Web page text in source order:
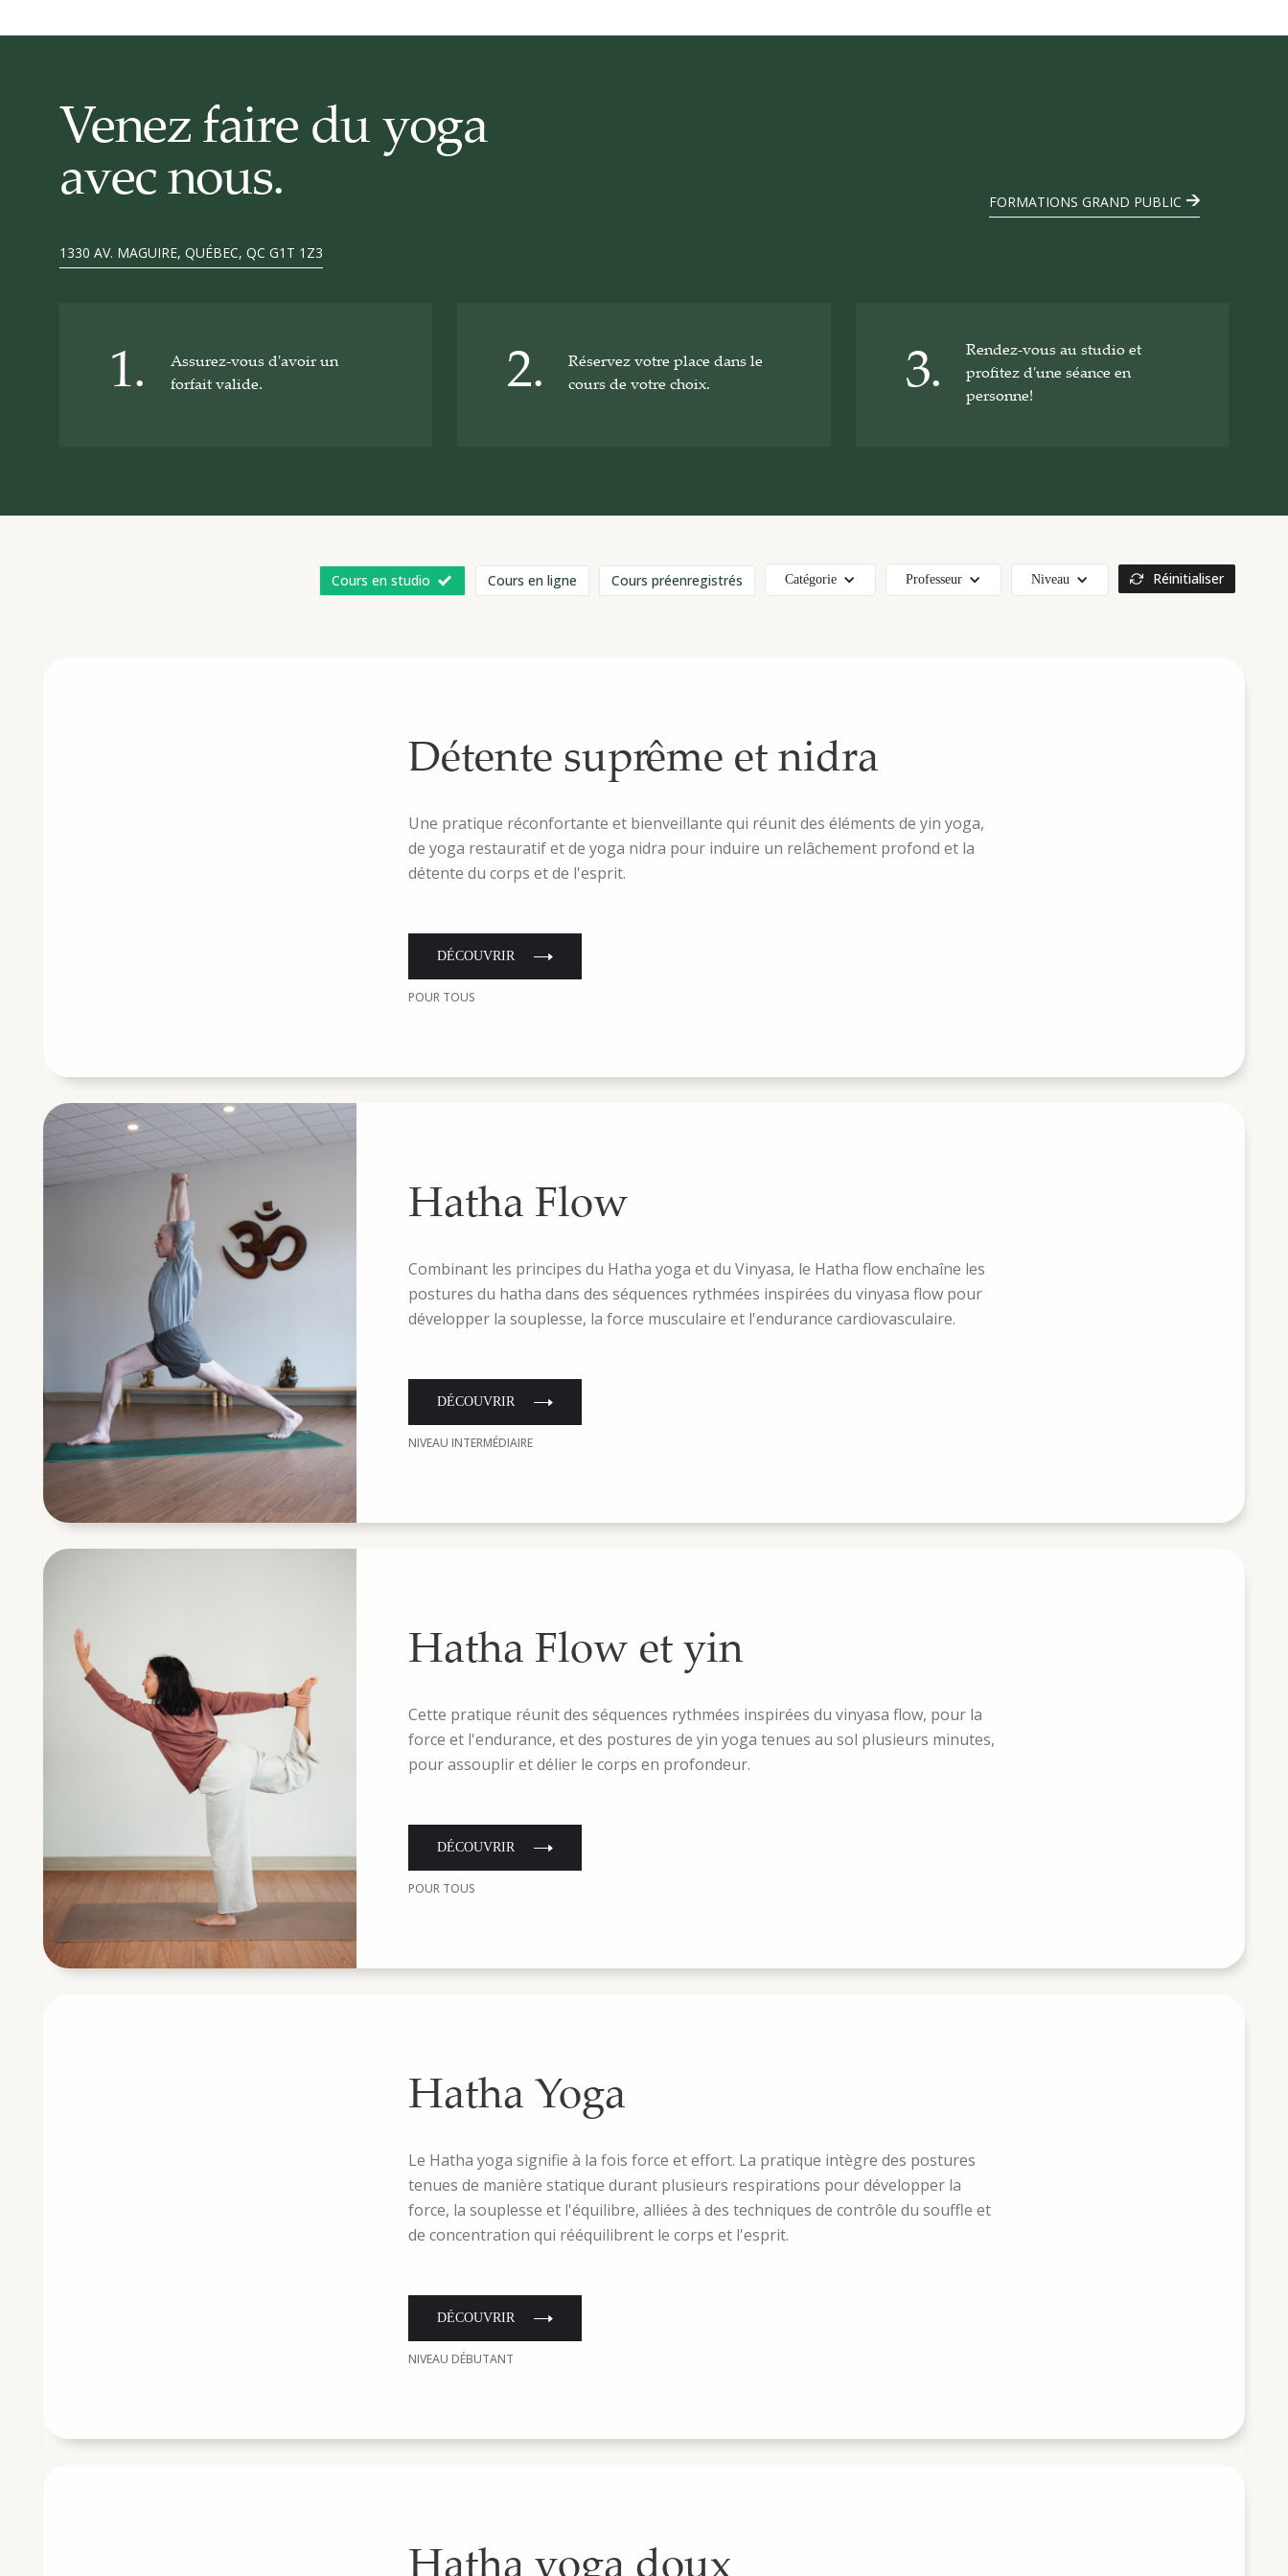
Venez faire du yoga
avec nous.
1330 AV. MAGUIRE, QUÉBEC, QC G1T 1Z3
FORMATIONS GRAND PUBLIC
1.
Assurez-vous d'avoir un
forfait valide.
2.
Réservez votre place dans le
cours de votre choix.
3.
Rendez-vous au studio et
profitez d'une séance en
personne!
Cours en studio Cours en ligne Cours préenregistrés Catégorie Professeur Niveau Réinitialiser
Détente suprême et nidra
Une pratique réconfortante et bienveillante qui réunit des éléments de yin yoga,
de yoga restauratif et de yoga nidra pour induire un relâchement profond et la
détente du corps et de l'esprit.
DÉCOUVRIR
POUR TOUS
Hatha Flow
Combinant les principes du Hatha yoga et du Vinyasa, le Hatha flow enchaîne les
postures du hatha dans des séquences rythmées inspirées du vinyasa flow pour
développer la souplesse, la force musculaire et l'endurance cardiovasculaire.
DÉCOUVRIR
NIVEAU INTERMÉDIAIRE
Hatha Flow et yin
Cette pratique réunit des séquences rythmées inspirées du vinyasa flow, pour la
force et l'endurance, et des postures de yin yoga tenues au sol plusieurs minutes,
pour assouplir et délier le corps en profondeur.
DÉCOUVRIR
POUR TOUS
Hatha Yoga
Le Hatha yoga signifie à la fois force et effort. La pratique intègre des postures
tenues de manière statique durant plusieurs respirations pour développer la
force, la souplesse et l'équilibre, alliées à des techniques de contrôle du souffle et
de concentration qui rééquilibrent le corps et l'esprit.
DÉCOUVRIR
NIVEAU DÉBUTANT